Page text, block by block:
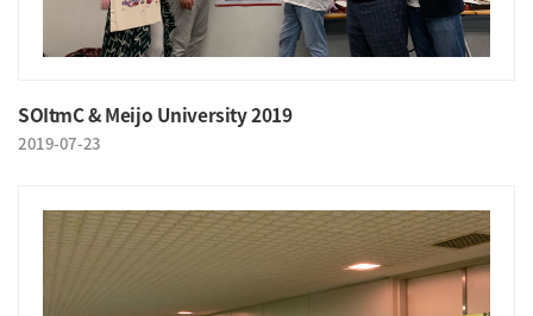
SOItmC & Meijo University 2019
2019-07-23